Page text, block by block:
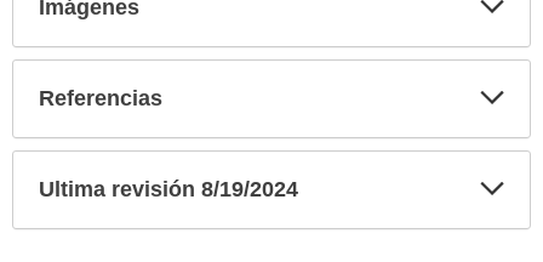
Imágenes
Referencias
Ultima revisión 8/19/2024